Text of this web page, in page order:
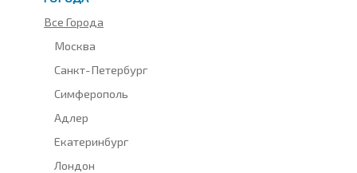
Все Города
Москва
Санкт-Петербург
Симферополь
Адлер
Екатеринбург
Лондон